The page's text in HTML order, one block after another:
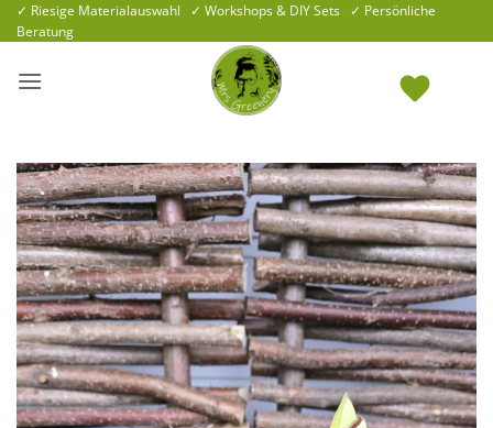
Zum
Inhalt
✓ Riesige Materialauswahl ✓ Workshops & DIY Sets ✓ Persönliche
Beratung